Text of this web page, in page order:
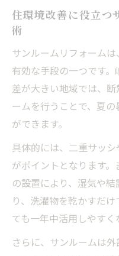
住環境改善に役立つ
術
サンルームリフォーム
有効な手段の一つです
差が大きい地域では、
ームを行うことで、夏
ができます。
具体的には、二重サッ
がポイントとなります
の設置により、湿気や
り、洗濯物を乾かすだ
ても一年中活用しやすく
さらに、サンルームは